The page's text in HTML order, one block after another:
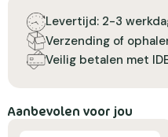
Levertijd: 2-3
Verzending of
Veilig betalen met
Aanbevolen voor jou